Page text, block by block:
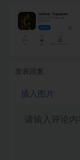
插入图片